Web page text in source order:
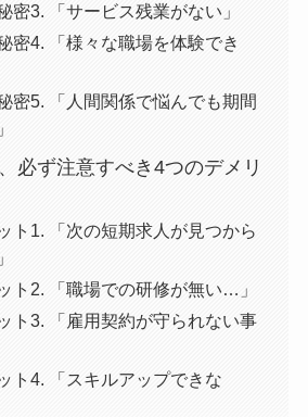
密3. 「サービス残業がない」
密4. 「様々な職場を体験でき
密5. 「人間関係で悩んでも期間
必ず注意すべき4つのデメリ
ト1. 「次の短期求人が見つから
ト2. 「職場での研修が無い…」
ト3. 「雇用契約が守られない事
ト4. 「スキルアップできな